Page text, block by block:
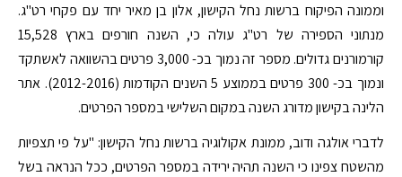
וממונה הפיקוח ברשות נחל הקישון, אלון בן מאיר יחד עם פקחי רט"ג.
מנתוני הספירה של רט"ג עולה כי, השנה חורפים בארץ 15,528
קורמורנים גדולים. מספר זה נמוך בכ- 3,000 פרטים בהשוואה לאשתקד
ונמוך בכ- 300 פרטים בממוצע 5 השנים הקודמות (2012-2016). אתר
הלינה בקישון מדורג השנה במקום השלישי במספר הפרטים.
לדברי אולגה ודוב, ממונת אקולוגיה ברשות נחל הקישון: "על פי תצפיות
מהשטח צפינו כי השנה תהיה ירידה במספר הפרטים, ככל הנראה בשל